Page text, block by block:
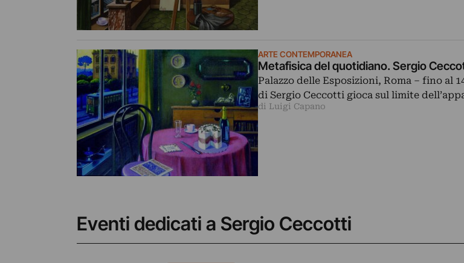
ARTE CONTEMPORANEA
Metafisica del quotidiano. Sergio
Palazzo delle Esposizioni, Roma ‒ fino al
di Sergio Ceccotti gioca sul limite
di Luigi Capano
Eventi dedicati a Sergio Ceccotti